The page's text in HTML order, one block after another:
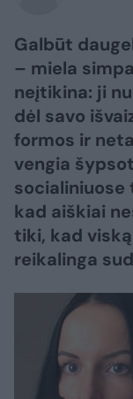
Galbūt
– miela
neįtikina: ji
dėl savo
formos ir
vengia
socialiniuose
kad aiškiai
tiki, kad
reikalinga